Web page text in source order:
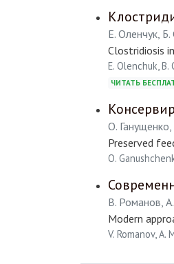
Е. Оленчук,
Clostridiosis
E. Olenchuk, B.
ЧИТАТЬ
О.
Preserved
O.
В. Романов,
Modern
V. Romanov, A.